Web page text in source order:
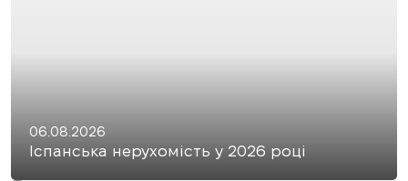
06.08.2026
Іспанська нерухомість у 2026 році